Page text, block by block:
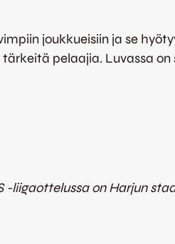
joukkueisiin ja se
pelaajia. Luvassa
-liigaottelussa on Harjun